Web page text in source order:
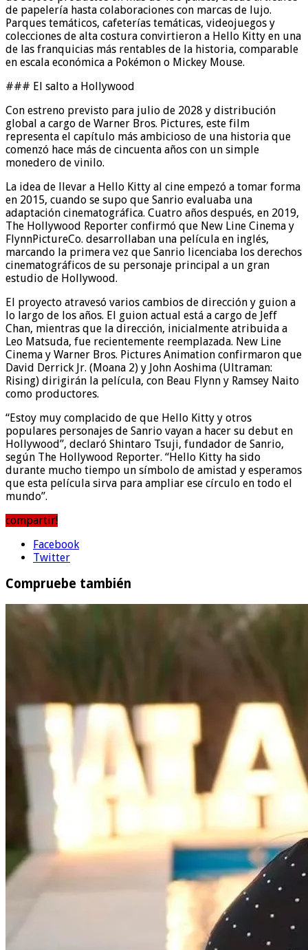
de papelería hasta colaboraciones con marcas de lujo.
Parques temáticos, cafeterías temáticas, videojuegos y
colecciones de alta costura convirtieron a Hello Kitty en una
de las franquicias más rentables de la historia, comparable
en escala económica a Pokémon o Mickey Mouse.
### El salto a Hollywood
Con estreno previsto para julio de 2028 y distribución
global a cargo de Warner Bros. Pictures, este film
representa el capítulo más ambicioso de una historia que
comenzó hace más de cincuenta años con un simple
monedero de vinilo.
La idea de llevar a Hello Kitty al cine empezó a tomar forma
en 2015, cuando se supo que Sanrio evaluaba una
adaptación cinematográfica. Cuatro años después, en 2019,
The Hollywood Reporter confirmó que New Line Cinema y
FlynnPictureCo. desarrollaban una película en inglés,
marcando la primera vez que Sanrio licenciaba los derechos
cinematográficos de su personaje principal a un gran
estudio de Hollywood.
El proyecto atravesó varios cambios de dirección y guion a
lo largo de los años. El guion actual está a cargo de Jeff
Chan, mientras que la dirección, inicialmente atribuida a
Leo Matsuda, fue recientemente reemplazada. New Line
Cinema y Warner Bros. Pictures Animation confirmaron que
David Derrick Jr. (Moana 2) y John Aoshima (Ultraman:
Rising) dirigirán la película, con Beau Flynn y Ramsey Naito
como productores.
“Estoy muy complacido de que Hello Kitty y otros
populares personajes de Sanrio vayan a hacer su debut en
Hollywood”, declaró Shintaro Tsuji, fundador de Sanrio,
según The Hollywood Reporter. “Hello Kitty ha sido
durante mucho tiempo un símbolo de amistad y esperamos
que esta película sirva para ampliar ese círculo en todo el
mundo”.
compartir!
Facebook
Twitter
Compruebe también